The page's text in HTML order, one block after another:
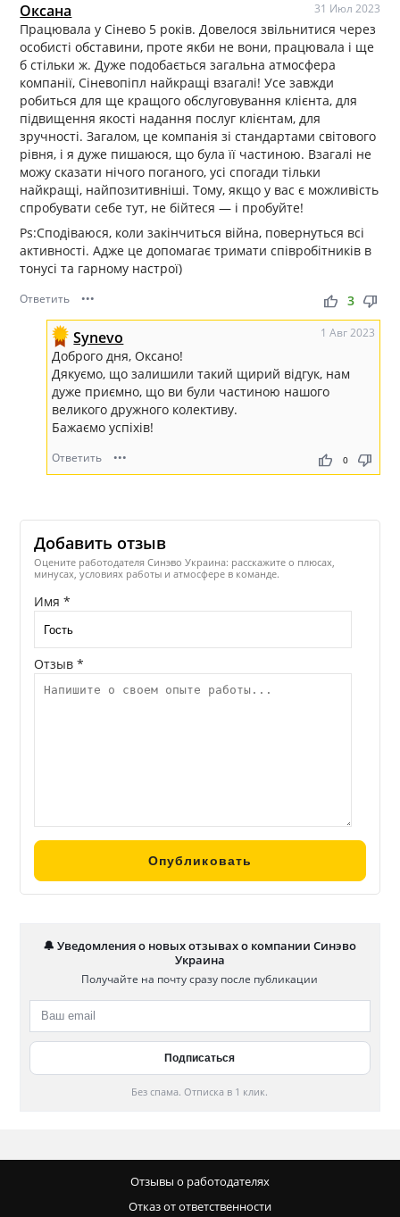
Оксана 31 Июл 2023
Працювала у Сінево 5 років. Довелося звільнитися через
особисті обставини, проте якби не вони, працювала і ще
б стільки ж. Дуже подобається загальна атмосфера
компанії, Сіневопіпл найкращі взагалі! Усе завжди
робиться для ще кращого обслуговування клієнта, для
підвищення якості надання послуг клієнтам, для
зручності. Загалом, це компанія зі стандартами світового
рівня, і я дуже пишаюся, що була її частиною. Взагалі не
можу сказати нічого поганого, усі спогади тільки
найкращі, найпозитивніші. Тому, якщо у вас є можливість
спробувати себе тут, не бійтеся — і пробуйте!
Ps:Сподіваюся, коли закінчиться війна, повернуться всі
активності. Адже це допомагає тримати співробітників в
тонусі та гарному настрої)
Ответить ••• thumb_up thumb_down
3
Synevo 1 Авг 2023
Доброго дня, Оксано!
Дякуємо, що залишили такий щирий відгук, нам
дуже приємно, що ви були частиною нашого
великого дружного колективу.
Бажаємо успіхів!
Ответить ••• thumb_up thumb_down
0
Добавить отзыв
Оцените работодателя Синэво Украина: расскажите о плюсах,
минусах, условиях работы и атмосфере в команде.
Имя *
Отзыв *
🔔 Уведомления о новых отзывах о компании Синэво
Украина
Получайте на почту сразу после публикации
Без спама. Отписка в 1 клик.
Отзывы о работодателях
Отказ от ответственности